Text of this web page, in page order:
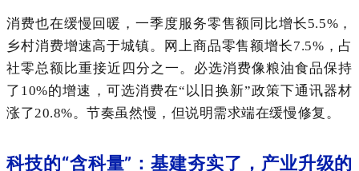
消费也在缓慢回暖，一季度服务零售额同比增长5.5%，
乡村消费增速高于城镇。网上商品零售额增长7.5%，占
社零总额比重接近四分之一。必选消费像粮油食品保持
了10%的增速，可选消费在“以旧换新”政策下通讯器材
涨了20.8%。节奏虽然慢，但说明需求端在缓慢修复。
科技的“含科量”：基建夯实了，产业升级的